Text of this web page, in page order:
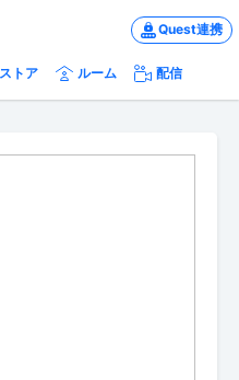
Quest連携
ストア ルーム 配信